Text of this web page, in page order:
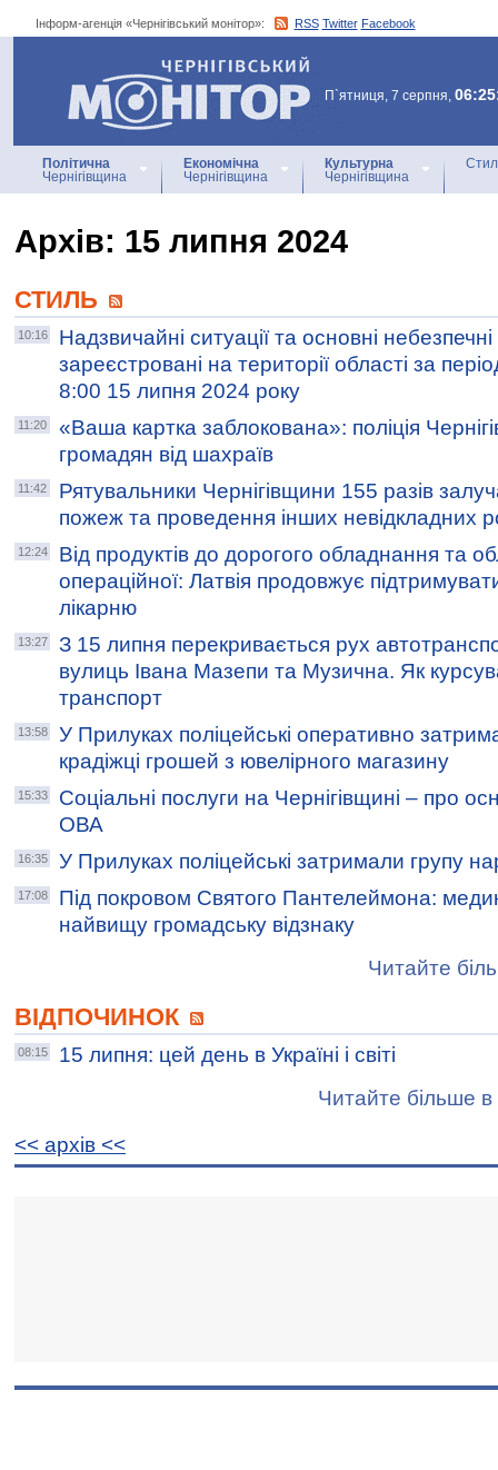
Інформ-агенція «Чернігівський монітор»: RSS Twitter Facebook
Інформ-агенція
«Чернігівський монітор»
П`ятниця, 7 серпня,
Політична
Чернігівщина
Економічна
Чернігівщина
Культурна
Чернігівщина
Архiв: 15 липня 2024
СТИЛЬ
10:16
Надзвичайні ситуації та основні небезпечні
зареєстровані на території області за
8:00 15 липня 2024 року
11:20
«Ваша картка заблокована»: поліція
громадян від шахраїв
11:42
Рятувальники Чернігівщини 155 разів
пожеж та проведення інших невідкладних
12:24
Від продуктів до дорогого обладнання та
операційної: Латвія продовжує
лікарню
13:27
З 15 липня перекривається рух
вулиць Івана Мазепи та Музична. Як
транспорт
13:58
У Прилуках поліцейські оперативно
крадіжці грошей з ювелірного магазину
15:33
Соціальні послуги на Чернігівщині – про
ОВА
16:35 У Прилуках поліцейські затримали групу
17:08
Під покровом Святого Пантелеймона:
найвищу громадську відзнаку
Читайте
ВІДПОЧИНОК
08:15
15 липня: цей день в Україні і світі
Читайте більше в
<< архiв <<